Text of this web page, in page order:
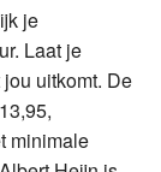
je
Laat je
uitkomt. De
minimale